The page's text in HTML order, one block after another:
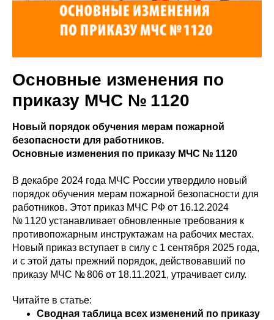
Основные изменения по
приказу МЧС № 1120
Новый порядок обучения мерам пожарной
безопасности для работников.
Основные изменения по приказу МЧС № 1120
В декабре 2024 года МЧС России утвердило новый
порядок обучения мерам пожарной безопасности для
работников. Этот приказ МЧС РФ от 16.12.2024
№ 1120 устанавливает обновленные требования к
противопожарным инструктажам на рабочих местах.
Новый приказ вступает в силу с 1 сентября 2025 года,
и с этой даты прежний порядок, действовавший по
приказу МЧС № 806 от 18.11.2021, утрачивает силу.
Читайте в статье:
Сводная таблица всех изменений по приказу